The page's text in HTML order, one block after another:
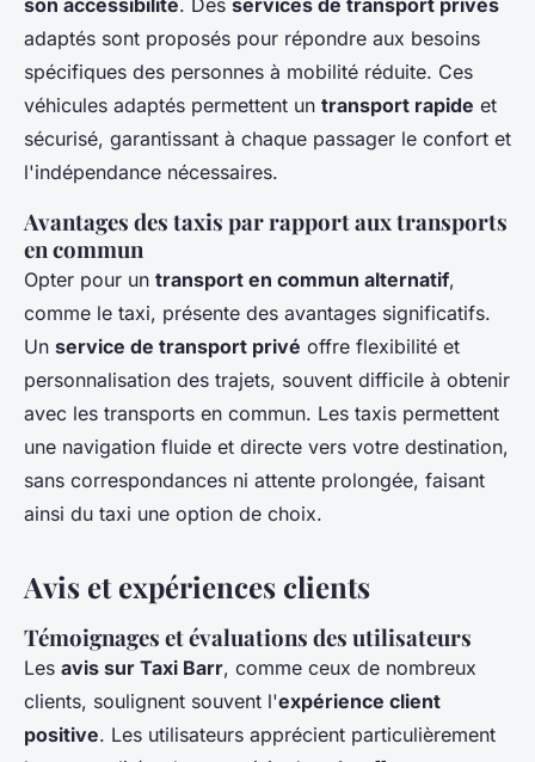
son accessibilité. Des services de transport privés
adaptés sont proposés pour répondre aux besoins
spécifiques des personnes à mobilité réduite. Ces
véhicules adaptés permettent un transport rapide et
sécurisé, garantissant à chaque passager le confort et
l'indépendance nécessaires.
Avantages des taxis par rapport aux transports
en commun
Opter pour un transport en commun alternatif,
comme le taxi, présente des avantages significatifs.
Un service de transport privé offre flexibilité et
personnalisation des trajets, souvent difficile à obtenir
avec les transports en commun. Les taxis permettent
une navigation fluide et directe vers votre destination,
sans correspondances ni attente prolongée, faisant
ainsi du taxi une option de choix.
Avis et expériences clients
Témoignages et évaluations des utilisateurs
Les avis sur Taxi Barr, comme ceux de nombreux
clients, soulignent souvent l'expérience client
positive. Les utilisateurs apprécient particulièrement